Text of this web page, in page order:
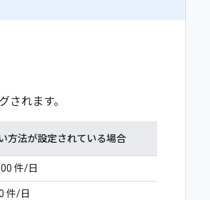
れます。
方法が設定されている場合
件/日
件/日